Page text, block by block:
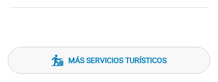
actividades como navegación por fiordos, visitas a
visita a la Estancia Perales y recorridos en bicicleta por la
ciudad de Puerto Natales. ?
MÁS SERVICIOS TURÍSTICOS